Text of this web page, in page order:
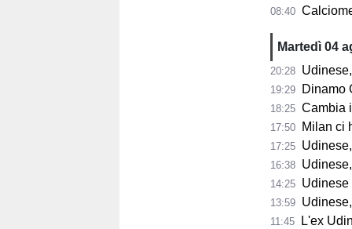
08:40
Martedì 04
20:28
19:29 Dinamo
18:25 Cambia
17:50 Milan ci
17:25 Udinese,
16:38 Udinese,
14:25 Udinese
13:59 Udinese,
11:45 L'ex